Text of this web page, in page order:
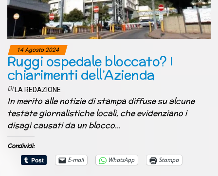
14 Agosto 2024
Ruggi ospedale bloccato? I
chiarimenti dell’Azienda
DiLA REDAZIONE
In merito alle notizie di stampa diffuse su alcune
testate giornalistiche locali, che evidenziano i
disagi causati da un blocco…
Condividi:
E-mail
WhatsApp Stampa